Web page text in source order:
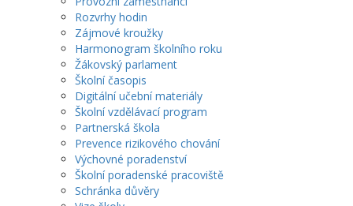
Rozvrhy hodin
Zájmové kroužky
Harmonogram školního roku
Žákovský parlament
Školní časopis
Digitální učební materiály
Školní vzdělávací program
Partnerská škola
Prevence rizikového chování
Výchovné poradenství
Školní poradenské pracoviště
Schránka důvěry